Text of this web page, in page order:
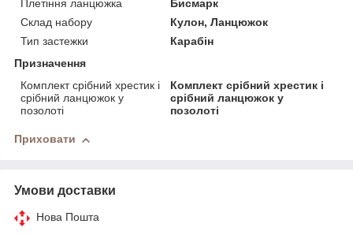
Плетіння ланцюжка
Бисмарк
Склад набору
Кулон, Ланцюжок
Тип застежки
Карабін
Призначення
Комплект срібний хрестик і
срібний ланцюжок у
позолоті
Комплект срібний хрестик і
срібний ланцюжок у
позолоті
Приховати
Умови доставки
Нова Пошта